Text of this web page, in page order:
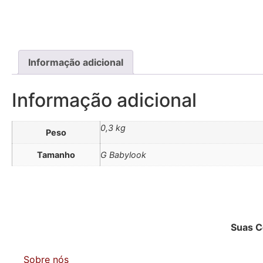
Informação adicional
Informação adicional
Peso 0,3 kg
Tamanho G Babylook
Sobre nós
Suas